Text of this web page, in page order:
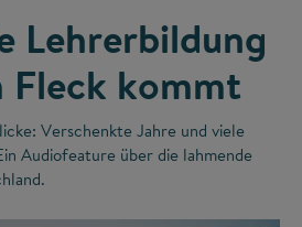
Lehrerbildung
kommt
Verschenkte Jahre und viele
Audiofeature über die lahmende